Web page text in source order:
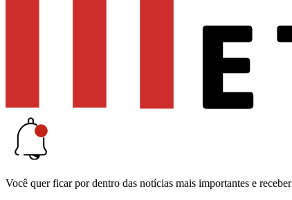
Você quer ficar por dentro das notícias mais importantes e receber